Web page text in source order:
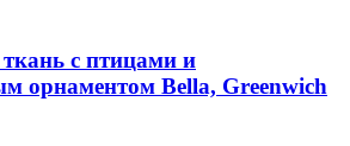
с птицами и
орнаментом Bella, Greenwich